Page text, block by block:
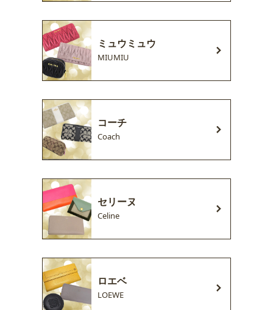
ミュウミュウ
MIUMIU
コーチ
Coach
セリーヌ
Celine
ロエベ
LOEWE